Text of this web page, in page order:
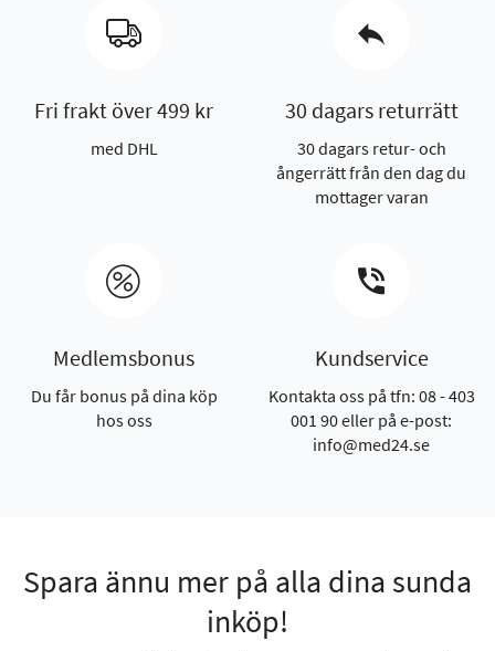
Fri frakt över 499 kr
med DHL
30 dagars returrätt
30 dagars retur- och
ångerrätt från den dag du
mottager varan
Medlemsbonus
Du får bonus på dina köp
hos oss
Kundservice
Kontakta oss på tfn: 08 - 403
001 90 eller på e-post:
info@med24.se
Spara ännu mer på alla dina sunda
inköp!